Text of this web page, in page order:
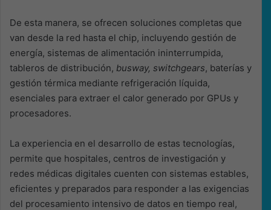
De esta manera, se ofrecen soluciones completas que
van desde la red hasta el chip, incluyendo gestión de
energía, sistemas de alimentación ininterrumpida,
tableros de distribución, busway, switchgears, baterías y
gestión térmica mediante refrigeración líquida,
esenciales para extraer el calor generado por GPUs y
procesadores.
La experiencia en el desarrollo de estas tecnologías,
permite que hospitales, centros de investigación y
redes médicas digitales cuenten con sistemas estables,
eficientes y preparados para responder a las exigencias
del procesamiento intensivo de datos en tiempo real,